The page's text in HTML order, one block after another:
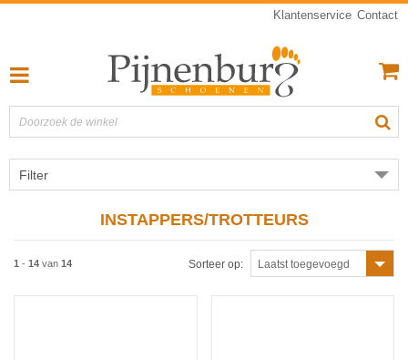
Klantenservice Contact
Filter
INSTAPPERS/TROTTEURS
1 - 14 van 14 Sorteer op: Laatst toegevoegd